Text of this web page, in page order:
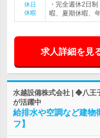
休日
休暇
・完全週休2日
暇、夏期休暇、
求人詳細を見
水越設備株式会社 | ◆八
が活躍中
給排水や空調など建物
フ】